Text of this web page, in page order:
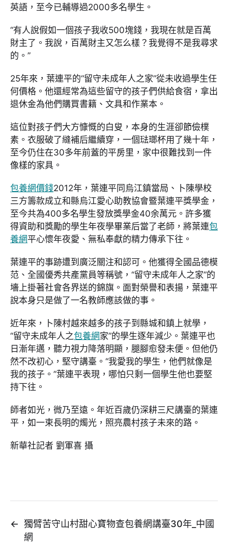
英語，至今已輔導過2000多名學生。
“有人說假如一個孩子我收500塊錢，我現在就是百萬
財主了。我說，百萬財主又怎么樣？我覺得不是我尋求
的。”
25年來，葉連平的“留守未成年人之家”從未收過學生任
何價格。他還經常為這些留守的孩子們供給食宿，拿出
退休金為他們購買書籍、文具和作業本。
這位對孩子們大方慷慨的白叟，本身的生涯卻節儉樸
素。衣服破了縫補后繼續穿，一個琺瑯杯用了幾十年，
至今仍住在30多年前蓋的平房里，家中很難找到一件
像樣的家具。
包養網價錢2012年，葉連平同烏江鎮當局、卜陳學校
三方籌款成立和縣烏江愛心助教協會暨葉連平獎學金，
至今共為400多名學生發放獎學金40余萬元。許多獲
得資助和獎勵的學生年夜學畢業后當了老師，將葉連包
養網平心懷年夜愛、無私奉獻的精力傳承下往。
葉連平的事跡遭到廣泛關注和認可。他獲得全國品德模
范、全國優秀共產黨員等稱號，“留守未成年人之家”的
墻上掛著社會各界送的錦旗。面對榮譽和表揚，葉連平
說本身只是做了一名教師應該做的事。
近年來，卜陳村越來越多的孩子到縣城和鎮上就學，
“留守未成年人之包養網家”的學生逐年減少。葉連平也
日漸年邁，聽力視力降落明顯，腿腳愈發未便。但他仍
然不改初心，堅守講臺。“我愛我的學生，他們就像是
我的孩子。”葉連平表現，哪怕只剩一個學生他也要堅
持下往。
師者如光，微乃至遠。年近百歲仍深耕三尺講臺的葉連
平，如一束長明的燭光，照亮農村孩子未來的路。
新華社記者 劉軍喜 攝
← 獨臂苦守山村甜心寶物查包養網講臺30年_中國
網